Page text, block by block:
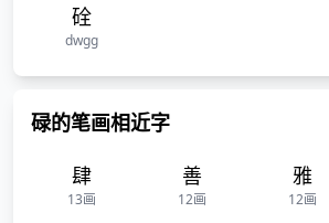
硂
dwgg
碌的笔画相近字
肆
13画
善
12画
雅
12画